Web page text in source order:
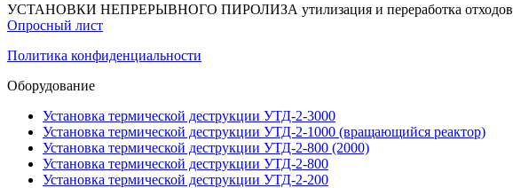
УСТАНОВКИ НЕПРЕРЫВНОГО ПИРОЛИЗА утилизация и переработка отходов
Опросный лист
Политика конфиденциальности
Оборудование
Установка термической деструкции УТД-2-3000
Установка термической деструкции УТД-2-1000 (вращающийся реактор)
Установка термической деструкции УТД-2-800 (2000)
Установка термической деструкции УТД-2-800
Установка термической деструкции УТД-2-200